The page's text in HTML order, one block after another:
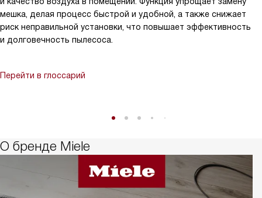
мешка, делая процесс быстрой и удобной, а также снижает
риск неправильной установки, что повышает эффективность
и долговечность пылесоса.
Перейти в глоссарий
О бренде Miele